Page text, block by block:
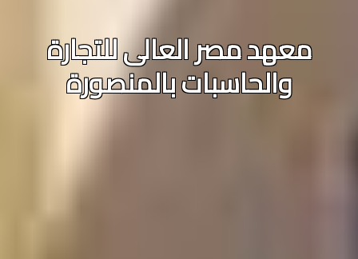
معهد مصر العالى للتجارة
والحاسبات بالمنصورة